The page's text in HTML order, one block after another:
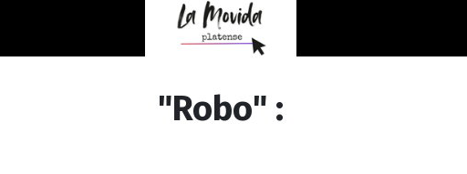
"Robo" :